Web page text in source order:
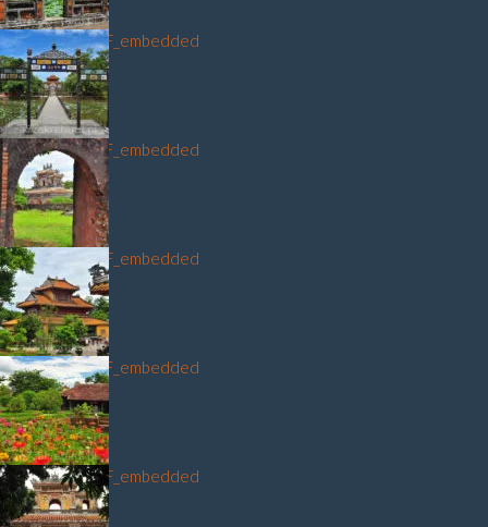
DSC_9330_NEF_embedded
DSC_9419_NEF_embedded
DSC_9267_NEF_embedded
DSC_9293_NEF_embedded
DSC_9351_NEF_embedded